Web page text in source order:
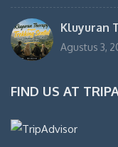
Kluyuran
Agustus 3,
FIND US AT